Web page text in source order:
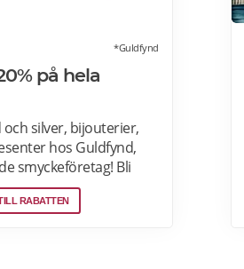
*Guldfynd
på hela
och silver, bijouterier,
hos Guldfynd,
smyckeföretag! Bli
Guldfynd och få 15%
köp online. Läs mer
RABATTEN